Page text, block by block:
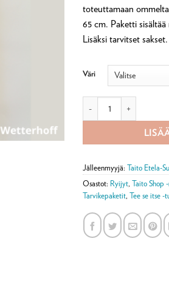
toteuttamaan
65 cm. Paketti
Lisäksi tarvitset sakset.
Väri
Jälleenmyyjä: Taito Etela-
Osastot: Ryijyt, Taito Shop
Tarvikepaketit, Tee se itse -